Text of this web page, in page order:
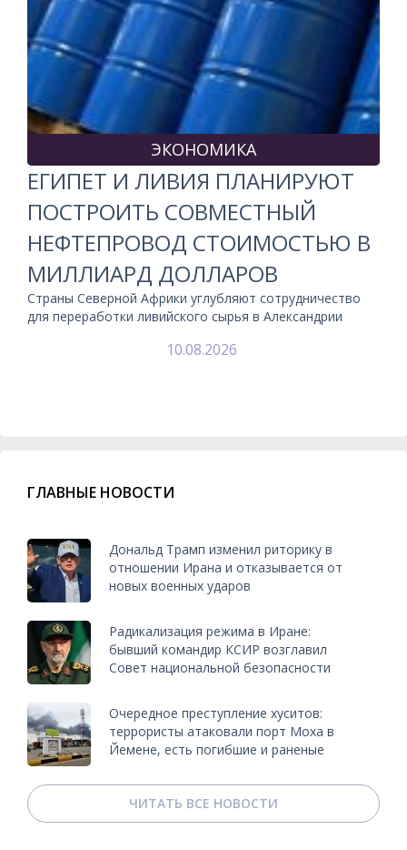
ЭКОНОМИКА
ЕГИПЕТ И ЛИВИЯ ПЛАНИРУЮТ
ПОСТРОИТЬ СОВМЕСТНЫЙ
НЕФТЕПРОВОД СТОИМОСТЬЮ В
МИЛЛИАРД ДОЛЛАРОВ
Страны Северной Африки углубляют сотрудничество
для переработки ливийского сырья в Александрии
10.08.2026
ГЛАВНЫЕ НОВОСТИ
Дональд Трамп изменил риторику в
отношении Ирана и отказывается от
новых военных ударов
Радикализация режима в Иране:
бывший командир КСИР возглавил
Совет национальной безопасности
Очередное преступление хуситов:
террористы атаковали порт Моха в
Йемене, есть погибшие и раненые
ЧИТАТЬ ВСЕ НОВОСТИ